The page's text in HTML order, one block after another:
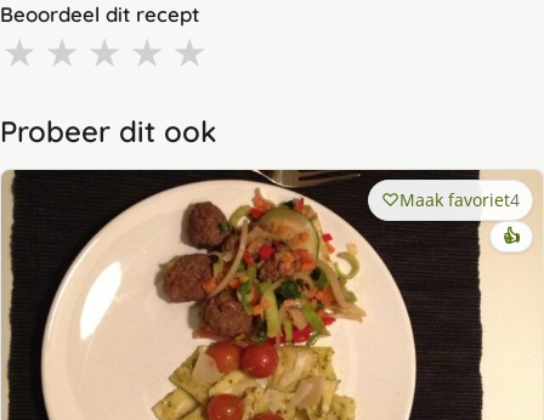
Beoordeel dit recept
★ ★ ★ ★ ★
Probeer dit ook
Maak favoriet4
👍